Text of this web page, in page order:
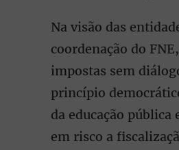
Na visão das
coordenação do
impostas sem
princípio
da educação pública
em risco a